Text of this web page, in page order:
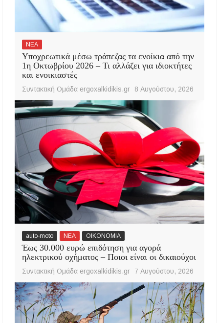
ΝΕΑ
Υποχρεωτικά μέσω τράπεζας τα ενοίκια από την
1η Οκτωβρίου 2026 – Τι αλλάζει για ιδιοκτήτες
και ενοικιαστές
Συντακτική Ομάδα ergoxalkidikis.gr 8 Αυγούστου, 2026
auto-moto ΝΕΑ ΟΙΚΟΝΟΜΙΑ
Έως 30.000 ευρώ επιδότηση για αγορά
ηλεκτρικού οχήματος – Ποιοι είναι οι δικαιούχοι
Συντακτική Ομάδα ergoxalkidikis.gr 7 Αυγούστου, 2026